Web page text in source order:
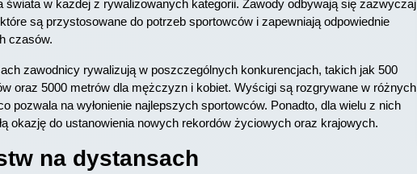
świata w każdej z rywalizowanych kategorii. Zawody odbywają się zazwyczaj
są przystosowane do potrzeb sportowców i zapewniają odpowiednie
czasów.
zawodnicy rywalizują w poszczególnych konkurencjach, takich jak 500
oraz 5000 metrów dla mężczyzn i kobiet. Wyścigi są rozgrywane w różnych
pozwala na wyłonienie najlepszych sportowców. Ponadto, dla wielu z nich
okazję do ustanowienia nowych rekordów życiowych oraz krajowych.
na dystansach